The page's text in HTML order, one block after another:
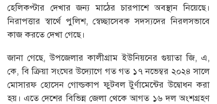
হেলিকপ্টার দেখার জন্য মাঠের চারপাশে অবস্থান নিয়েছে।
নিরাপত্তার স্বার্থে পুলিশ, স্বেচ্ছাসেবক সদস্যদের নিরলসভাবে
কাজ করতে দেখা গেছে।
জানা গেছে, উপজেলার কালীগ্রাম ইউনিয়নের গুয়াতা জি, এ,
কে, বি ক্রিয়া সংঘের উদ্যোগে গত গত ১৭ নভেম্বর ২০২৪ সালে
মোসারফ হোসেন গোল্ডকাপ ফুটবল টুর্ণামেন্টের উদ্বোধন করা
হয়। এতে দেশের বিভিন্ন জেলা থেকে আগত ১৬ দল অংশগ্রহণ